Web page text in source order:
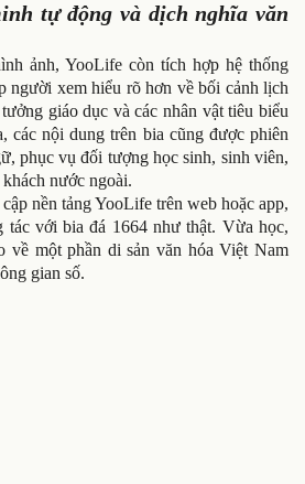
tự động và dịch nghĩa văn
ảnh, YooLife còn tích hợp hệ thống
người xem hiểu rõ hơn về bối cảnh lịch
giáo dục và các nhân vật tiêu biểu
các nội dung trên bia cũng được phiên
phục vụ đối tượng học sinh, sinh viên,
nước ngoài.
nền tảng YooLife trên web hoặc app,
tác với bia đá 1664 như thật. Vừa học,
về một phần di sản văn hóa Việt Nam
gian số.